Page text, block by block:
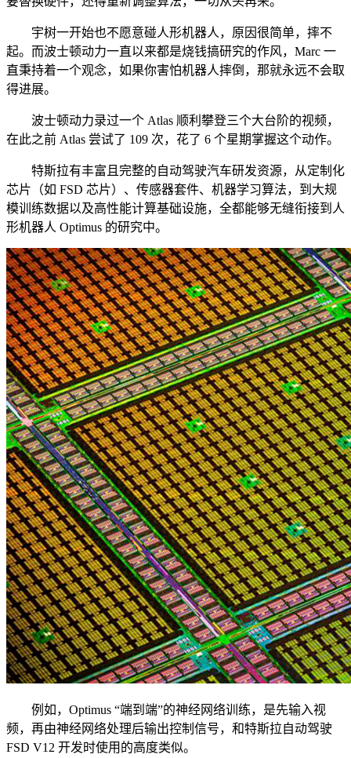
宇树一开始也不愿意碰人形机器人，原因很简单，摔不
起。而波士顿动力一直以来都是烧钱搞研究的作风，Marc 一
直秉持着一个观念，如果你害怕机器人摔倒，那就永远不会取
得进展。
波士顿动力录过一个 Atlas 顺利攀登三个大台阶的视频，
在此之前 Atlas 尝试了 109 次，花了 6 个星期掌握这个动作。
特斯拉有丰富且完整的自动驾驶汽车研发资源，从定制化
芯片（如 FSD 芯片）、传感器套件、机器学习算法，到大规
模训练数据以及高性能计算基础设施，全都能够无缝衔接到人
形机器人 Optimus 的研究中。
例如，Optimus “端到端”的神经网络训练，是先输入视
频，再由神经网络处理后输出控制信号，和特斯拉自动驾驶
FSD V12 开发时使用的高度类似。